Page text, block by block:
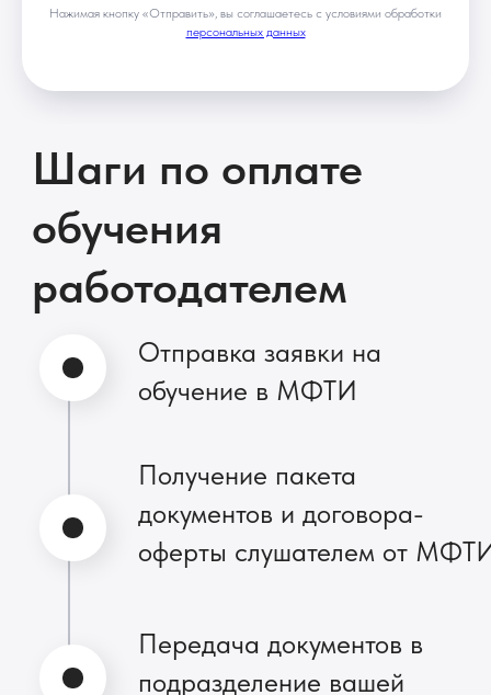
Нажимая кнопку «Отправить», вы соглашаетесь с условиями обработки
персональных данных